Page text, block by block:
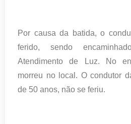
Por causa da batida, o
ferido, sendo
Atendimento de Luz. No
morreu no local. O condutor
de 50 anos, não se feriu.